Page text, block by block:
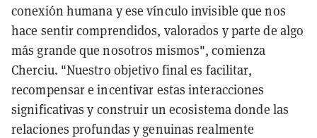
conexión humana y ese vínculo invisible que nos
hace sentir comprendidos, valorados y parte de algo
más grande que nosotros mismos", comienza
Cherciu. "Nuestro objetivo final es facilitar,
recompensar e incentivar estas interacciones
significativas y construir un ecosistema donde las
relaciones profundas y genuinas realmente